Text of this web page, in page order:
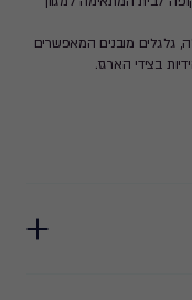
גלגלים מובנים המאפשרים
בצידי הארגז.